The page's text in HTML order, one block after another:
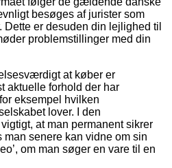
besøges af jurister som
er desuden din lejlighed til
problemstillinger med din
at køber er
aktuelle forhold der har
eksempel hvilken
lover. I den
at man permanent sikrer
senere kan vidne om sin
om man søger en vare til en